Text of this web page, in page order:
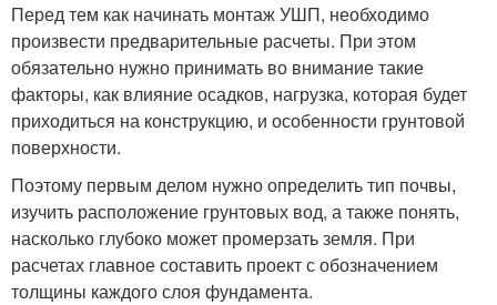
Перед тем как начинать монтаж УШП, необходимо
произвести предварительные расчеты. При этом
обязательно нужно принимать во внимание такие
факторы, как влияние осадков, нагрузка, которая будет
приходиться на конструкцию, и особенности грунтовой
поверхности.
Поэтому первым делом нужно определить тип почвы,
изучить расположение грунтовых вод, а также понять,
насколько глубоко может промерзать земля. При
расчетах главное составить проект с обозначением
толщины каждого слоя фундамента.